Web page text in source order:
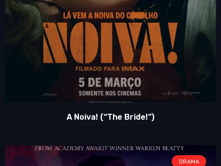
A Noiva! (“The Bride!”)
DRAMA